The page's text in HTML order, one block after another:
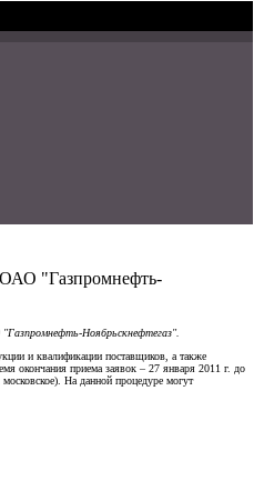
ОАО "Газпромнефть-
Ноябрьскнефтегаз".
и квалификации поставщиков, а также
окончания приема заявок – 27 января 2011 г. до
На данной процедуре могут